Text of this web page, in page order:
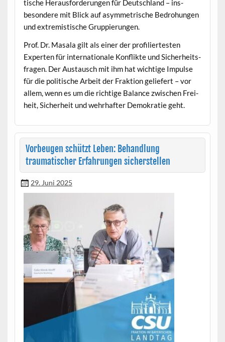
tis­che Her­aus­forderun­gen für Deutsch­land – ins­
beson­dere mit Blick auf asym­metrische Bedro­hun­gen
und extrem­istis­che Gruppierungen.
Prof. Dr. Masala gilt als ein­er der pro­fil­iertesten
Experten für inter­na­tionale Kon­flik­te und Sicher­heits­
fra­gen. Der Aus­tausch mit ihm hat wichtige Impulse
für die poli­tis­che Arbeit der Frak­tion geliefert – vor
allem, wenn es um die richtige Bal­ance zwis­chen Frei­
heit, Sicher­heit und wehrhafter Demokratie geht.
Vorbeugen schützt Leben: Behandlung
traumatischer Erfahrungen sicherstellen
29. Juni 2025